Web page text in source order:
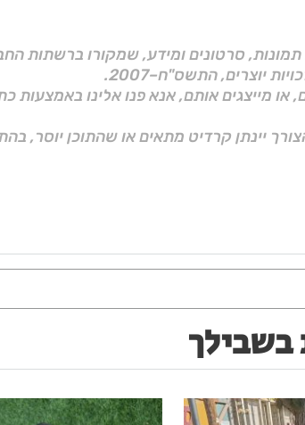
סרטונים ומידע, שמקורו ברשתות
או מייצגים אותם, אנא פנו אלינו באמצעות
יינתן קרדיט מתאים או שהתוכן יוסר,